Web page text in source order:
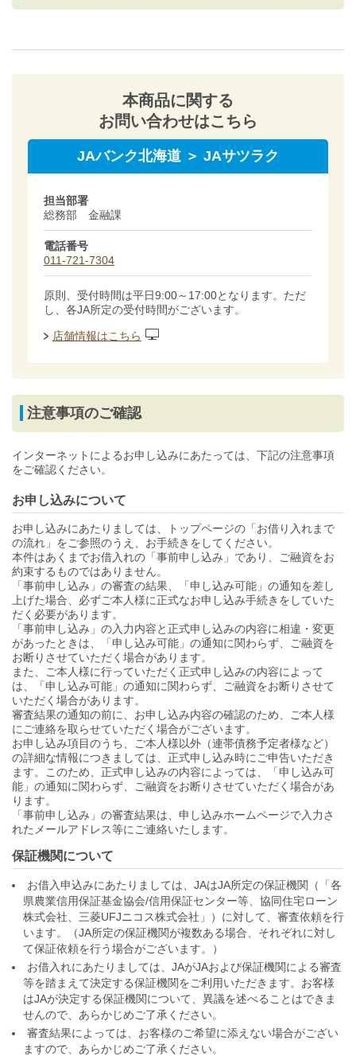
本商品に関する
お問い合わせはこちら
JAバンク北海道 ＞ JAサツラク
担当部署
総務部 金融課
電話番号
011-721-7304
原則、受付時間は平日9:00～17:00となります。ただ
し、各JA所定の受付時間がございます。
店舗情報はこちら
注意事項のご確認
インターネットによるお申し込みにあたっては、下記の注意事項
をご確認ください。
お申し込みについて
お申し込みにあたりましては、トップページの「お借り入れまで
の流れ」をご参照のうえ、お手続きをしてください。
本件はあくまでお借入れの「事前申し込み」であり、ご融資をお
約束するものではありません。
「事前申し込み」の審査の結果、「申し込み可能」の通知を差し
上げた場合、必ずご本人様に正式なお申し込み手続きをしていた
だく必要があります。
「事前申し込み」の入力内容と正式申し込みの内容に相違・変更
があったときは、「申し込み可能」の通知に関わらず、ご融資を
お断りさせていただく場合があります。
また、ご本人様に行っていただく正式申し込みの内容によって
は、「申し込み可能」の通知に関わらず、ご融資をお断りさせて
いただく場合があります。
審査結果の通知の前に、お申し込み内容の確認のため、ご本人様
にご連絡を取らせていただく場合がございます。
お申し込み項目のうち、ご本人様以外（連帯債務予定者様など）
の詳細な情報につきましては、正式申し込み時にご申告いただき
ます。このため、正式申し込みの内容によっては、「申し込み可
能」の通知に関わらず、ご融資をお断りさせていただく場合があ
ります。
「事前申し込み」の審査結果は、申し込みホームページで入力さ
れたメールアドレス等にご連絡いたします。
保証機関について
お借入申込みにあたりましては、JAはJA所定の保証機関（「各
県農業信用保証基金協会/信用保証センター等、協同住宅ローン
株式会社、三菱UFJニコス株式会社」）に対して、審査依頼を行
います。（JA所定の保証機関が複数ある場合、それぞれに対し
て保証依頼を行う場合がございます。）
お借入れにあたりましては、JAがJAおよび保証機関による審査
等を踏まえて決定する保証機関をご利用いただきます。お客様
はJAが決定する保証機関について、異議を述べることはできま
せんので、あらかじめご了承ください。
審査結果によっては、お客様のご希望に添えない場合がござい
ますので、あらかじめご了承ください。